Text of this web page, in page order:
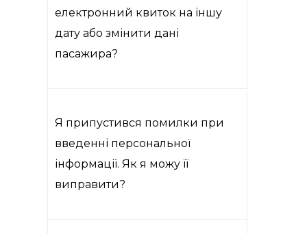
електронний квиток на іншу
дату або змінити дані
пасажира?
Я припустився помилки при
введенні персональної
інформації. Як я можу її
виправити?